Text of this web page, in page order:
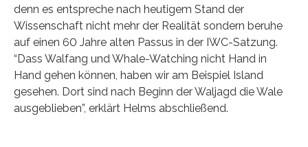
denn es entspreche nach heutigem Stand der
Wissenschaft nicht mehr der Realität sondern beruhe
auf einen 60 Jahre alten Passus in der IWC-Satzung.
“Dass Walfang und Whale-Watching nicht Hand in
Hand gehen können, haben wir am Beispiel Island
gesehen. Dort sind nach Beginn der Waljagd die Wale
ausgeblieben”, erklärt Helms abschließend.